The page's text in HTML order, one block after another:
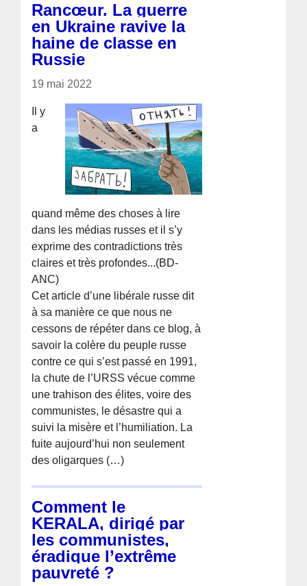
Rancœur. La guerre
en Ukraine ravive la
haine de classe en
Russie
19 mai 2022
Il y
a
quand même des choses à lire
dans les médias russes et il s’y
exprime des contradictions très
claires et très profondes...(BD-
ANC)
Cet article d’une libérale russe dit
à sa manière ce que nous ne
cessons de répéter dans ce blog, à
savoir la colère du peuple russe
contre ce qui s’est passé en 1991,
la chute de l’URSS vécue comme
une trahison des élites, voire des
communistes, le désastre qui a
suivi la misère et l’humiliation. La
fuite aujourd’hui non seulement
des oligarques (…)
Comment le
KERALA, dirigé par
les communistes,
éradique l’extrême
pauvreté ?